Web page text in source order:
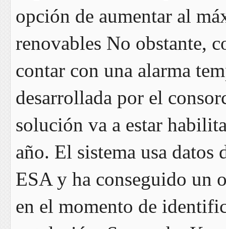
opción de aumentar al
renovables No obstante,
contar con una alarma
desarrollada por el
solución va a estar
año. El sistema usa
ESA y ha conseguido un
en el momento de